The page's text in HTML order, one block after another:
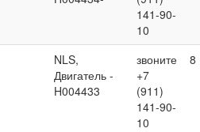
141-90-
10
NLS,
Двигатель -
H004433
звоните
+7
(911)
141-90-
10
8